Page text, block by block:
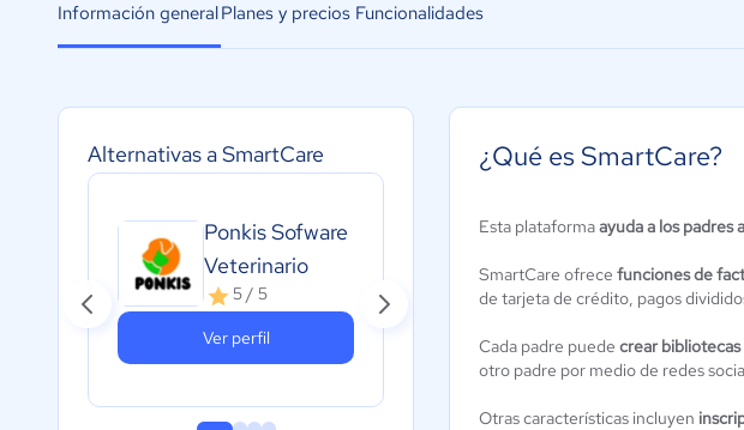
Información generalPlanes y precios Funcionalidades
Alternativas a SmartCare
Ponkis Sofware
Veterinario
5 / 5
Ver perfil
0 / 5
¿Qué es SmartCare?
Esta plataformaayuda a los padres
SmartCare ofrece funciones de
de tarjeta de crédito, pagos
Cada padre puede crear bibliotecas
otro padre por medio de redes
Otras características incluyen